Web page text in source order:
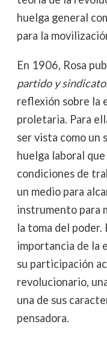
huelga general
para la
En 1906, Rosa
partido y
reflexión sobre la
proletaria. Para
ser vista como un
huelga laboral
condiciones de
un medio para
instrumento para
la toma del poder.
importancia de la
su participación
revolucionario,
una de sus
pensadora.